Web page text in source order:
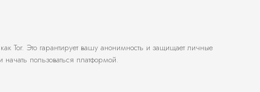
Tor. Это гарантирует вашу анонимность и защищает личные
пользоваться платформой.